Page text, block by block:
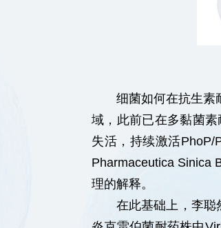
细菌如何在抗生素
域，此前已在多黏菌
失活，持续激活
Pharmaceutica Sinica
理的解释。
在此基础上，李聪